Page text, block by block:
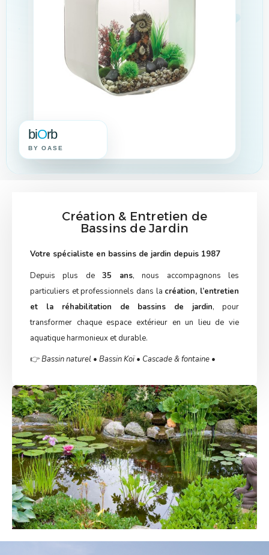
biOrb
BY OASE
Création & Entretien de
Bassins de Jardin
Votre spécialiste en bassins de jardin depuis 1987
Depuis plus de 35 ans, nous accompagnons les
particuliers et professionnels dans la création, l’entretien
et la réhabilitation de bassins de jardin, pour
transformer chaque espace extérieur en un lieu de vie
aquatique harmonieux et durable.
👉Bassin naturel • Bassin Koï • Cascade & fontaine •